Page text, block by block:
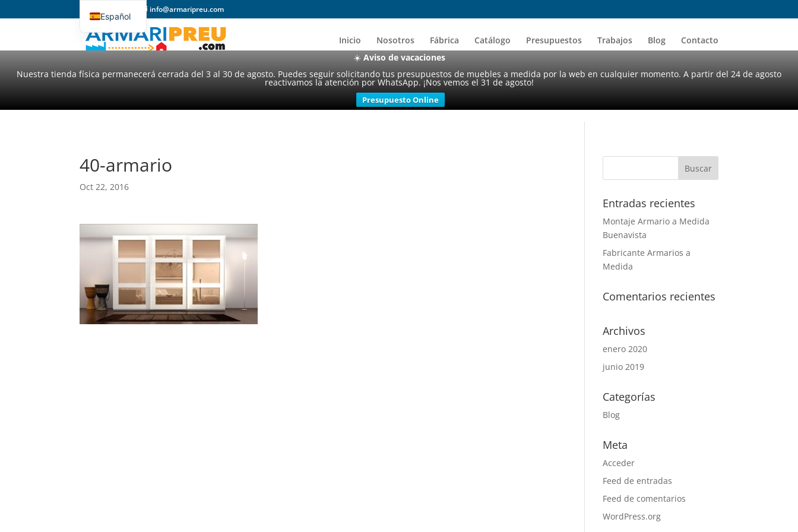
☀️ Aviso de vacaciones
Nuestra tienda física permanecerá cerrada del 3 al 30 de agosto. Puedes seguir solicitando tus presupuestos de muebles a medida por la web en cualquier momento. A partir del 24 de agosto
reactivamos la atención por WhatsApp. ¡Nos vemos el 31 de agosto!
Presupuesto Online
info@armaripreu.com
Inicio Nosotros Fábrica Catálogo Presupuestos Trabajos Blog Contacto
40-armario
Oct 22, 2016
Entradas recientes
Montaje Armario a Medida
Buenavista
Fabricante Armarios a
Medida
Comentarios recientes
Archivos
enero 2020
junio 2019
Categorías
Blog
Meta
Acceder
Feed de entradas
Feed de comentarios
WordPress.org
Español
Català